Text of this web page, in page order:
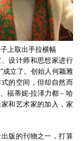
上取出手拉横幅
设计师和思想家进行
成立了。创始人何颖雅
的空间，但却自然而
福蒂妮·拉泽力都－哈
和艺术家的加入，家
版的刊物之一，打算